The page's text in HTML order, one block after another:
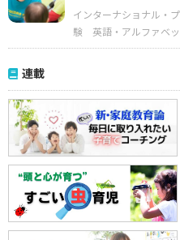
インターナショナル・
験
英語・アルファベ
連載